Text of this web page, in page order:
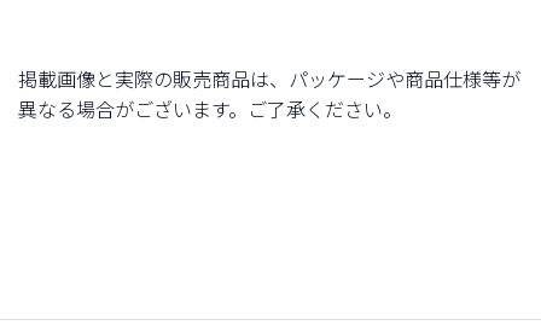
掲載画像と実際の販売商品は、パッケージや商品仕様等が
異なる場合がございます。ご了承ください。